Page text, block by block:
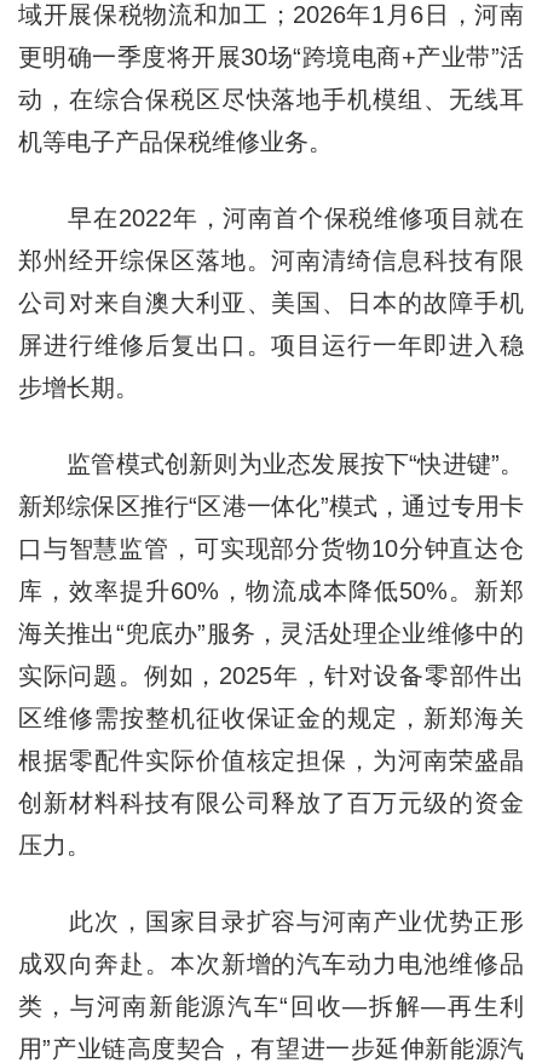
域开展保税物流和加工；2026年1月6日，河南
更明确一季度将开展30场“跨境电商+产业带”活
动，在综合保税区尽快落地手机模组、无线耳
机等电子产品保税维修业务。
早在2022年，河南首个保税维修项目就在
郑州经开综保区落地。河南清绮信息科技有限
公司对来自澳大利亚、美国、日本的故障手机
屏进行维修后复出口。项目运行一年即进入稳
步增长期。
监管模式创新则为业态发展按下“快进键”。
新郑综保区推行“区港一体化”模式，通过专用卡
口与智慧监管，可实现部分货物10分钟直达仓
库，效率提升60%，物流成本降低50%。新郑
海关推出“兜底办”服务，灵活处理企业维修中的
实际问题。例如，2025年，针对设备零部件出
区维修需按整机征收保证金的规定，新郑海关
根据零配件实际价值核定担保，为河南荣盛晶
创新材料科技有限公司释放了百万元级的资金
压力。
此次，国家目录扩容与河南产业优势正形
成双向奔赴。本次新增的汽车动力电池维修品
类，与河南新能源汽车“回收—拆解—再生利
用”产业链高度契合，有望进一步延伸新能源汽